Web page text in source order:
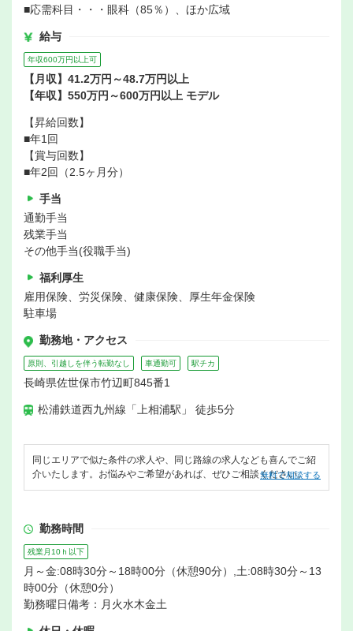
■応需科目・・・眼科（85％）、ほか広域
給与
年収600万円以上可
【月収】41.2万円～48.7万円以上
【年収】550万円～600万円以上 モデル
【昇給回数】
■年1回
【賞与回数】
■年2回（2.5ヶ月分）
手当
通勤手当
残業手当
その他手当(役職手当)
福利厚生
雇用保険、労災保険、健康保険、厚生年金保険
駐車場
勤務地・アクセス
原則、引越しを伴う転勤なし 車通勤可 駅チカ
長崎県佐世保市竹辺町845番1
松浦鉄道西九州線「上相浦駅」 徒歩5分
同じエリアで似た条件の求人や、同じ路線の求人なども喜んでご紹
介いたします。お悩みやご希望があれば、ぜひご相談ください。
無料で相談する
勤務時間
残業月10ｈ以下
月～金:08時30分～18時00分（休憩90分）,土:08時30分～13
時00分（休憩0分）
勤務曜日備考：月火水木金土